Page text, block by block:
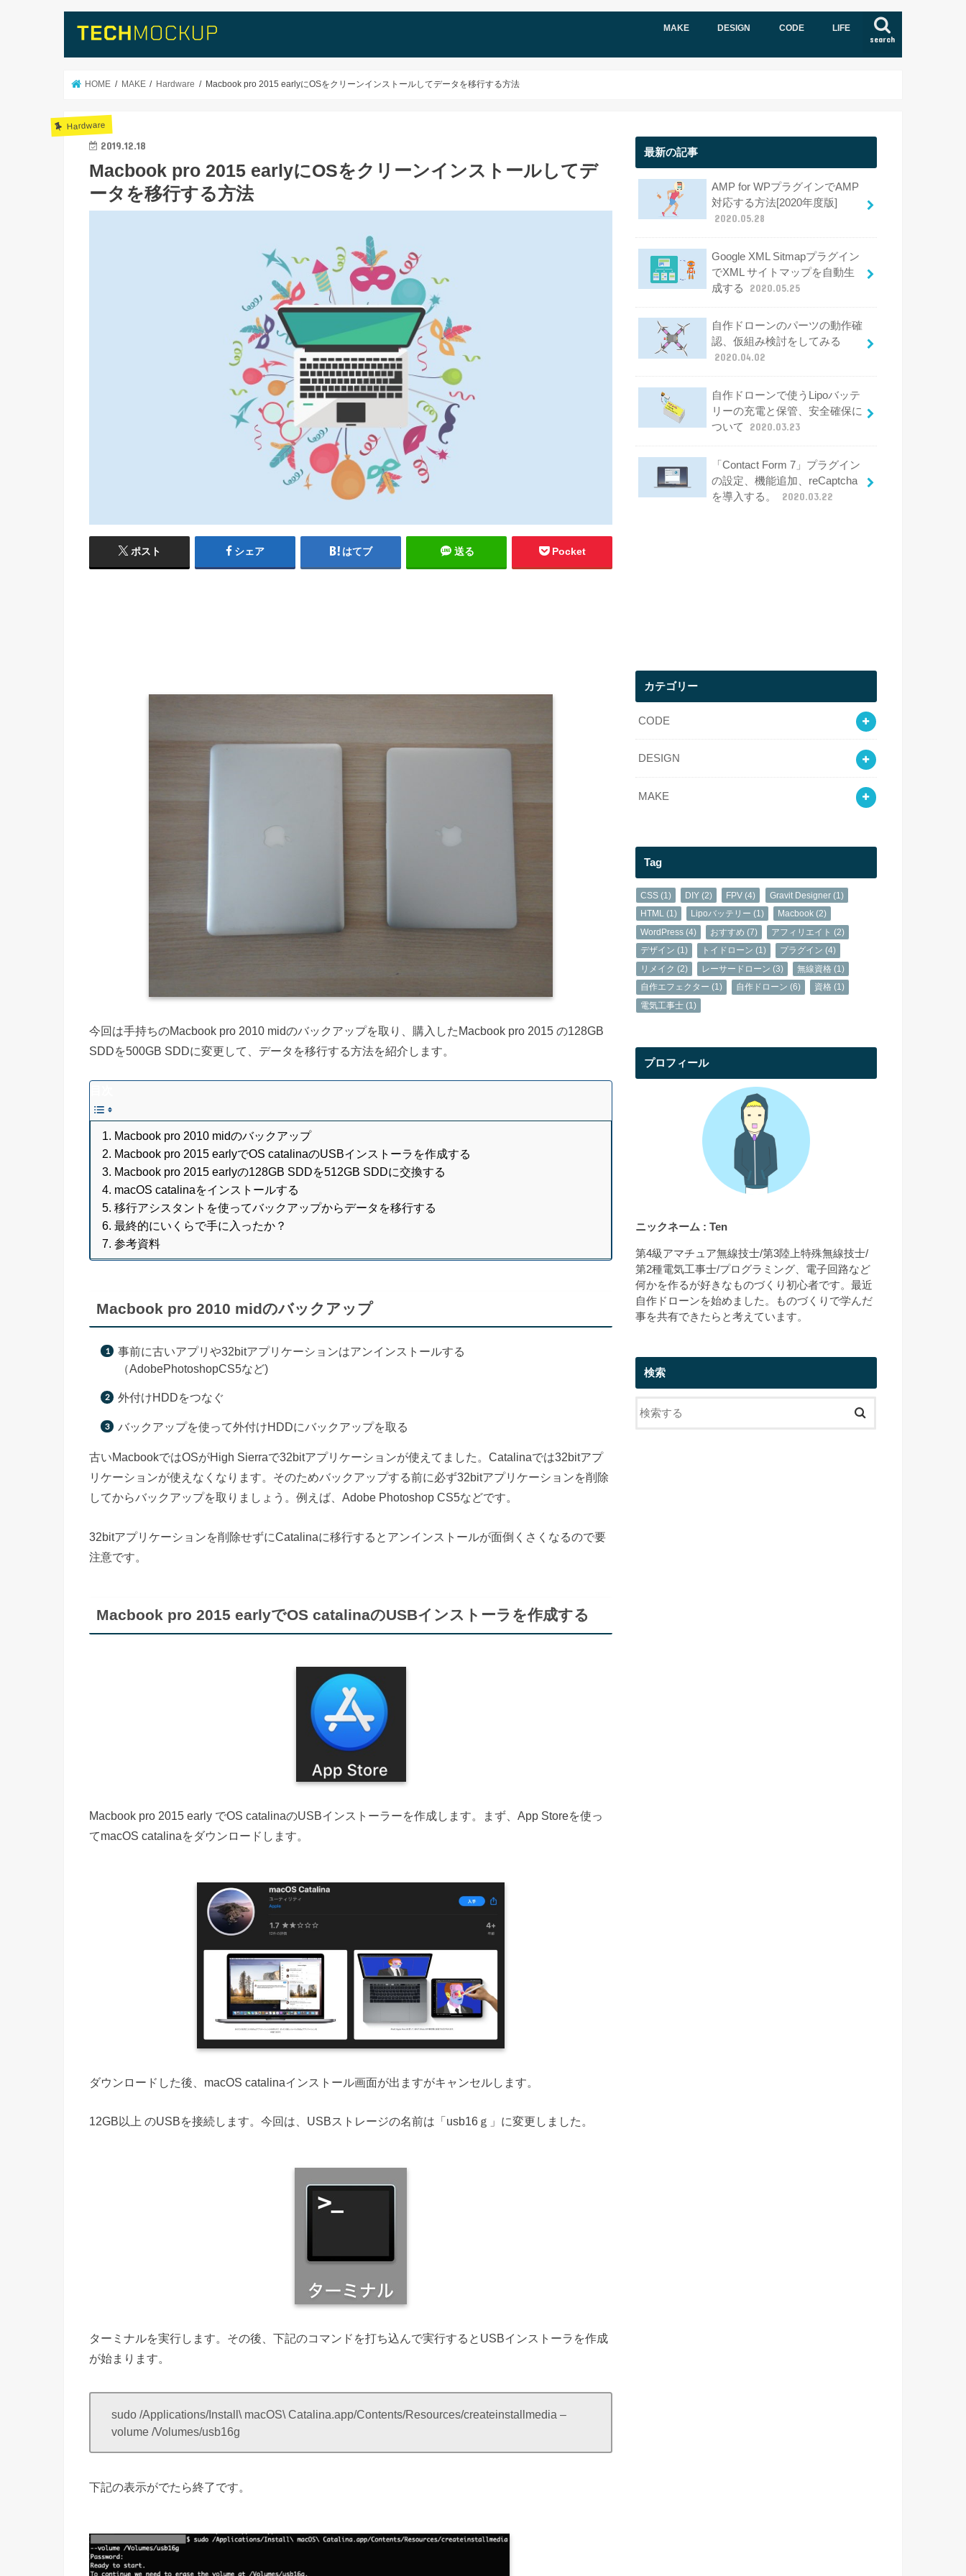
search
MAKE DESIGN CODE LIFE
HOME MAKE Hardware Macbook pro 2015 earlyにOSをクリーンインストールしてデータを移行する方法
Hardware
2019.12.18
Macbook pro 2015 earlyにOSをクリーンインストールしてデ
ータを移行する方法
ポスト シェア はてブ 送る Pocket
今回は手持ちのMacbook pro 2010 midのバックアップを取り、購入したMacbook pro 2015 の128GB
SDDを500GB SDDに変更して、データを移行する方法を紹介します。
Macbook pro 2010 midのバックアップ
Macbook pro 2015 earlyでOS catalinaのUSBインストーラを作成する
Macbook pro 2015 earlyの128GB SDDを512GB SDDに交換する
macOS catalinaをインストールする
移行アシスタントを使ってバックアップからデータを移行する
最終的にいくらで手に入ったか？
参考資料
Macbook pro 2010 midのバックアップ
事前に古いアプリや32bitアプリケーションはアンインストールする
（AdobePhotoshopCS5など)
外付けHDDをつなぐ
バックアップを使って外付けHDDにバックアップを取る
古いMacbookではOSがHigh Sierraで32bitアプリケーションが使えてました。Catalinaでは32bitアプ
リケーションが使えなくなります。そのためバックアップする前に必ず32bitアプリケーションを削除
してからバックアップを取りましょう。例えば、Adobe Photoshop CS5などです。
32bitアプリケーションを削除せずにCatalinaに移行するとアンインストールが面倒くさくなるので要
注意です。
Macbook pro 2015 earlyでOS catalinaのUSBインストーラを作成する
Macbook pro 2015 early でOS catalinaのUSBインストーラーを作成します。まず、App Storeを使っ
てmacOS catalinaをダウンロードします。
ダウンロードした後、macOS catalinaインストール画面が出ますがキャンセルします。
12GB以上 のUSBを接続します。今回は、USBストレージの名前は「usb16ｇ」に変更しました。
ターミナルを実行します。その後、下記のコマンドを打ち込んで実行するとUSBインストーラを作成
が始まります。
sudo /Applications/Install\ macOS\ Catalina.app/Contents/Resources/createinstallmedia –
volume /Volumes/usb16g
下記の表示がでたら終了です。
最新の記事
AMP for WPプラグインでAMP
対応する方法[2020年度版]
2020.05.28
Google XML Sitmapプラグイン
でXML サイトマップを自動生
成する
2020.05.25
自作ドローンのパーツの動作確
認、仮組み検討をしてみる
2020.04.02
自作ドローンで使うLipoバッテ
リーの充電と保管、安全確保に
ついて
2020.03.23
「Contact Form 7」プラグイン
の設定、機能追加、reCaptcha
を導入する。
2020.03.22
カテゴリー
CODE
DESIGN
MAKE
Tag
CSS (1) DIY (2) FPV (4) Gravit Designer(1)
HTML (1) Lipoバッテリー (1) Macbook (2)
WordPress (4) おすすめ (7) アフィリエイト (2)
デザイン (1) トイドローン (1) プラグイン (4)
リメイク (2) レーサードローン (3) 無線資格 (1)
自作エフェクター (1) 自作ドローン (6) 資格 (1)
電気工事士 (1)
プロフィール
ニックネーム : Ten
第4級アマチュア無線技士/第3陸上特殊無線技士/
第2種電気工事士/プログラミング、電子回路など
何かを作るが好きなものづくり初心者です。最近
自作ドローンを始めました。ものづくりで学んだ
事を共有できたらと考えています。
検索